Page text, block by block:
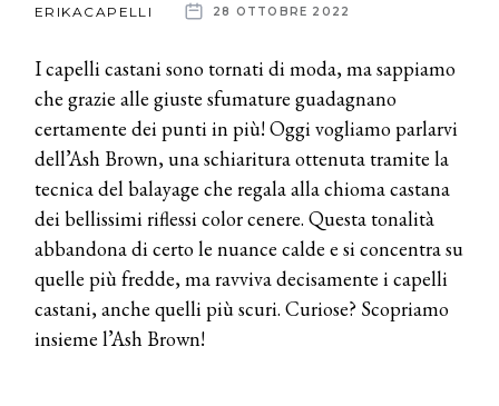
ERIKACAPELLI 28 OTTOBRE 2022
I capelli castani sono tornati di moda, ma sappiamo
che grazie alle giuste sfumature guadagnano
certamente dei punti in più! Oggi vogliamo parlarvi
dell’Ash Brown, una schiaritura ottenuta tramite la
tecnica del balayage che regala alla chioma castana
dei bellissimi riflessi color cenere. Questa tonalità
abbandona di certo le nuance calde e si concentra su
quelle più fredde, ma ravviva decisamente i capelli
castani, anche quelli più scuri. Curiose? Scopriamo
insieme l’Ash Brown!